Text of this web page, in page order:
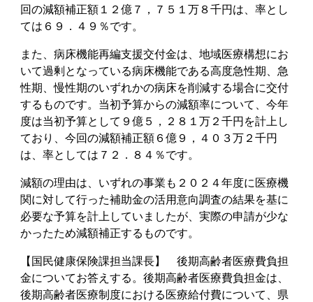
回の減額補正額１２億７，７５１万８千円は、率とし
ては６９．４９％です。
また、病床機能再編支援交付金は、地域医療構想にお
いて過剰となっている病床機能である高度急性期、急
性期、慢性期のいずれかの病床を削減する場合に交付
するものです。当初予算からの減額率について、今年
度は当初予算として９億５，２８１万２千円を計上し
ており、今回の減額補正額６億９，４０３万２千円
は、率としては７２．８４％です。
減額の理由は、いずれの事業も２０２４年度に医療機
関に対して行った補助金の活用意向調査の結果を基に
必要な予算を計上していましたが、実際の申請が少な
かったため減額補正するものです。
【国民健康保険課担当課長】 後期高齢者医療費負担
金についてお答えする。後期高齢者医療費負担金は、
後期高齢者医療制度における医療給付費について、県